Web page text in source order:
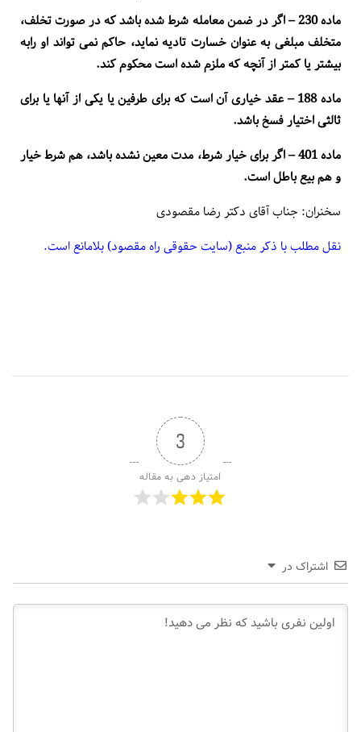
ماده 230 – اگر در ضمن معامله شرط شده باشد که در صورت تخلف،
متخلف مبلغی به عنوان خسارت تادیه نماید، حاکم نمی تواند او رابه
بیشتر یا کمتر از آنچه که ملزم شده است محکوم کند.
ماده 188 – عقد خیاری آن است که برای طرفین یا یکی از آنها یا برای
ثالثی اختیار فسخ باشد.
ماده 401 – اگر برای خیار شرط، مدت معین نشده باشد، هم شرط خیار
و هم بیع باطل است.
سخنران: جناب آقای دکتر رضا مقصودی
نقل مطلب با ذکر منبع (سایت حقوقی راه مقصود) بلامانع است.
3
امتیاز دهی به مقاله
اشتراک در